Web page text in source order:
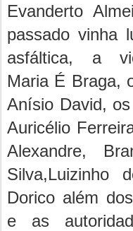
Evanderto
passado vinha
asfáltica, a
Maria É Braga,
Anísio David,
Auricélio
Alexandre,
Silva,Luizinho
Dorico além
e as